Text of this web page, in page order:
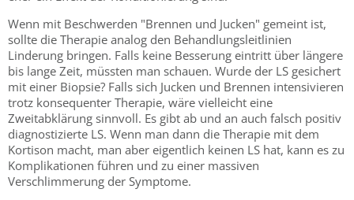
Wenn mit Beschwerden "Brennen und Jucken" gemeint ist,
sollte die Therapie analog den Behandlungsleitlinien
Linderung bringen. Falls keine Besserung eintritt über längere
bis lange Zeit, müssten man schauen. Wurde der LS gesichert
mit einer Biopsie? Falls sich Jucken und Brennen intensivieren
trotz konsequenter Therapie, wäre vielleicht eine
Zweitabklärung sinnvoll. Es gibt ab und an auch falsch positiv
diagnostizierte LS. Wenn man dann die Therapie mit dem
Kortison macht, man aber eigentlich keinen LS hat, kann es zu
Komplikationen führen und zu einer massiven
Verschlimmerung der Symptome.